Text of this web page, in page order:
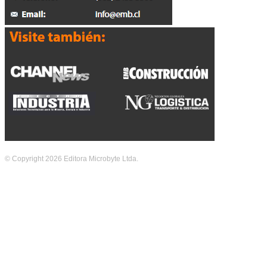
© Copyright 2026 Editora Microbyte Ltda.